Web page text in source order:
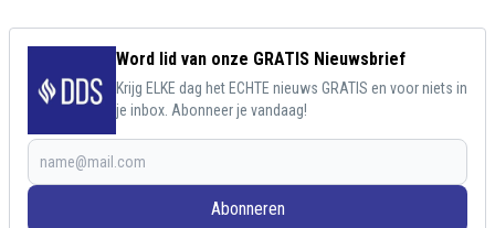
Word lid van onze GRATIS Nieuwsbrief
Krijg ELKE dag het ECHTE nieuws GRATIS en voor niets in
je inbox. Abonneer je vandaag!
Abonneren